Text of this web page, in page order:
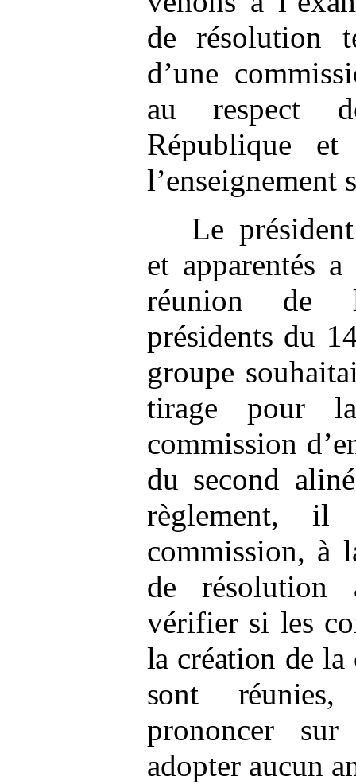
de résolution
d’une
au respect
République
l’enseignement
Le
et apparentés
réunion de
présidents du
groupe
tirage pour
commission
du second
règlement, il
commission, à
de résolution
vérifier si les
la création de la
sont réunies,
prononcer
adopter aucun